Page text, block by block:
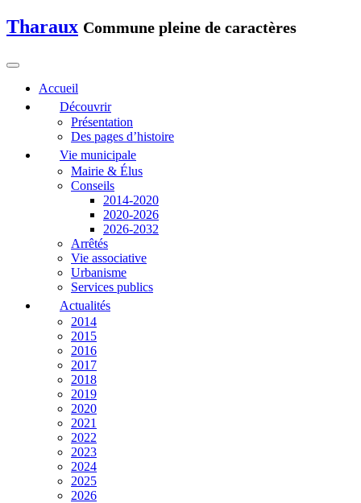
Tharaux Commune pleine de caractères
Accueil
Découvrir
Présentation
Des pages d’histoire
Vie municipale
Mairie & Élus
Conseils
2014-2020
2020-2026
2026-2032
Arrêtés
Vie associative
Urbanisme
Services publics
Actualités
2014
2015
2016
2017
2018
2019
2020
2021
2022
2023
2024
2025
2026